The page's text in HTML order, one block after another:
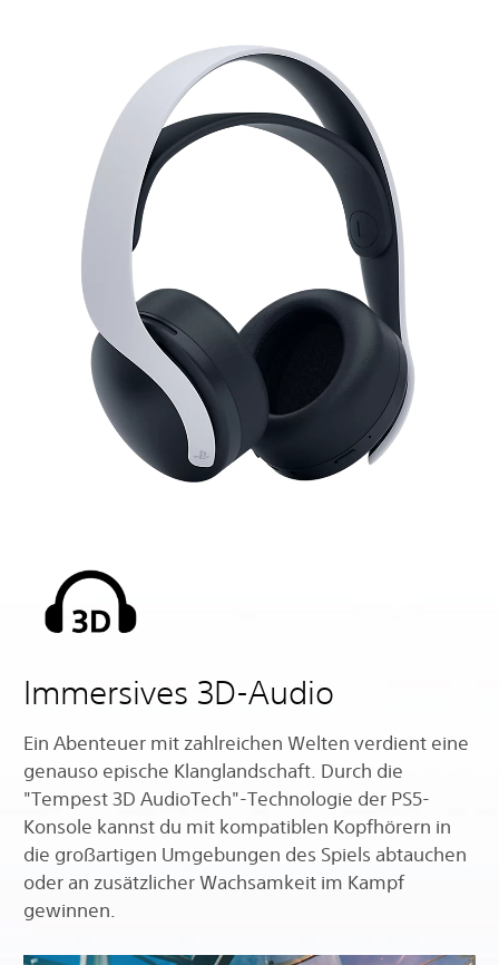
Immersives 3D-Audio
Ein Abenteuer mit zahlreichen Welten verdient eine
genauso epische Klanglandschaft. Durch die
"Tempest 3D AudioTech"-Technologie der PS5-
Konsole kannst du mit kompatiblen Kopfhörern in
die großartigen Umgebungen des Spiels abtauchen
oder an zusätzlicher Wachsamkeit im Kampf
gewinnen.